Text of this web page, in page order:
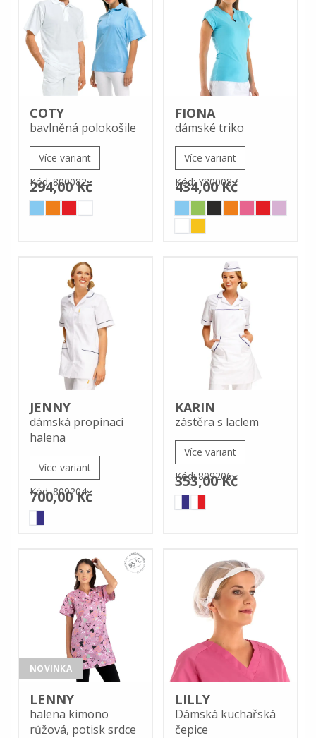
COTY
bavlněná polokošile
Více variant
294,00 Kč
Kód: 800082
FIONA
dámské triko
Více variant
434,00 Kč
Kód: Y800087
JENNY
dámská propínací
halena
Více variant
700,00 Kč
Kód: 809204
KARIN
zástěra s laclem
Více variant
353,00 Kč
Kód: 809206
NOVINKA
LENNY
halena kimono
růžová, potisk srdce
LILLY
Dámská kuchařská
čepice